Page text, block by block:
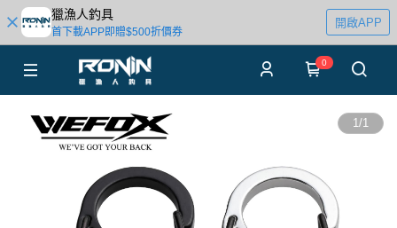
獵漁人釣具
首下載APP即贈$500折價券
開啟APP
0
1/1